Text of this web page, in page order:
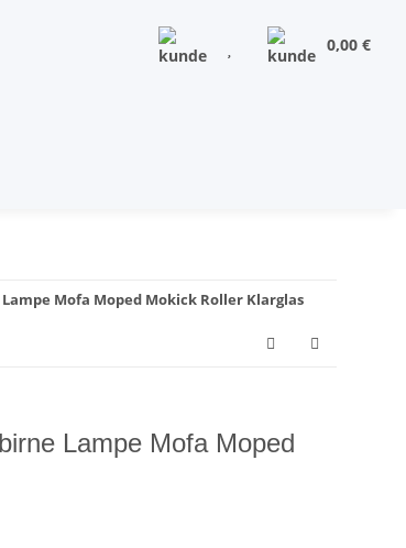
0,00 €
Lampe Mofa Moped Mokick Roller Klarglas
Lampe Mofa Moped